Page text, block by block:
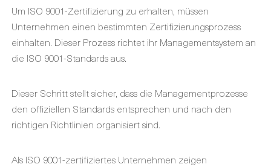
Um ISO 9001-Zertifizierung zu erhalten, müssen
Unternehmen einen bestimmten Zertifizierungsprozess
einhalten. Dieser Prozess richtet ihr Managementsystem an
die ISO 9001-Standards aus.
Dieser Schritt stellt sicher, dass die Managementprozesse
den offiziellen Standards entsprechen und nach den
richtigen Richtlinien organisiert sind.
Als ISO 9001-zertifiziertes Unternehmen zeigen